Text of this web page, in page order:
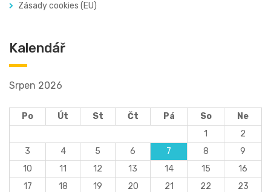
Zásady cookies (EU)
Kalendář
Srpen 2026
Po Út St Čt Pá So
Ne
1
2
3
4 5 6 7 8
9
10
11 12 13 14 15
16
17
18 19 20 21 22
23